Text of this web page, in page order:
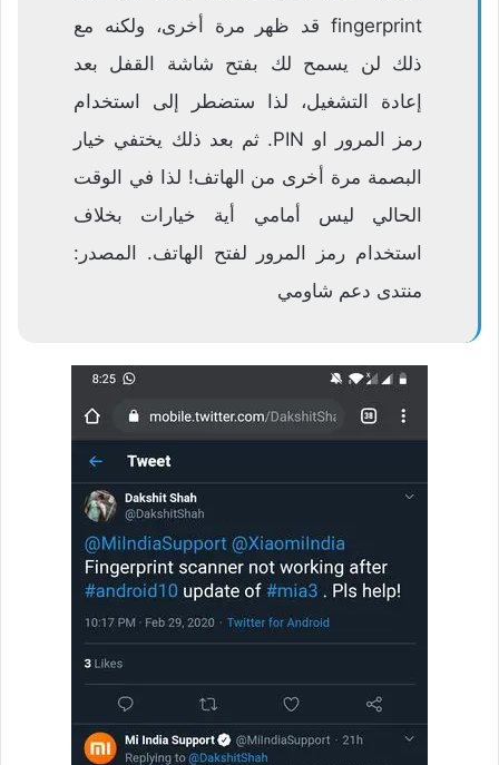
fingerprint قد ظهر مرة أخرى، ولكنه مع
ذلك لن يسمح لك بفتح شاشة القفل بعد
إعادة التشغيل، لذا ستضطر إلى استخدام
رمز المرور او PIN. ثم بعد ذلك يختفي خيار
البصمة مرة أخرى من الهاتف! لذا في الوقت
الحالي ليس أمامي أية خيارات بخلاف
استخدام رمز المرور لفتح الهاتف. المصدر:
منتدى دعم شاومي